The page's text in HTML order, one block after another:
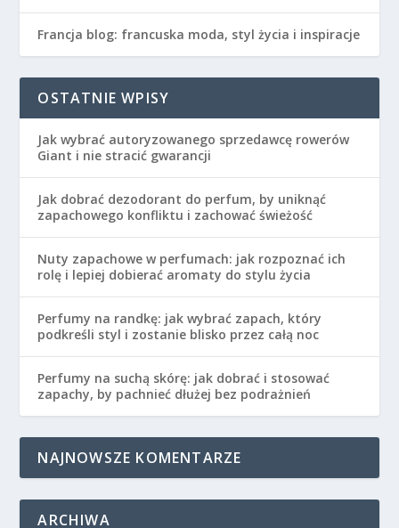
Francja blog: francuska moda, styl życia i inspiracje
OSTATNIE WPISY
Jak wybrać autoryzowanego sprzedawcę rowerów
Giant i nie stracić gwarancji
Jak dobrać dezodorant do perfum, by uniknąć
zapachowego konfliktu i zachować świeżość
Nuty zapachowe w perfumach: jak rozpoznać ich
rolę i lepiej dobierać aromaty do stylu życia
Perfumy na randkę: jak wybrać zapach, który
podkreśli styl i zostanie blisko przez całą noc
Perfumy na suchą skórę: jak dobrać i stosować
zapachy, by pachnieć dłużej bez podrażnień
NAJNOWSZE KOMENTARZE
ARCHIWA